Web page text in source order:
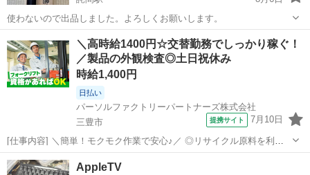
使わないので出品しました。よろしくお願いします。
詫間駅 その他
＼高時給1400円☆交替勤務でしっかり稼ぐ！
／製品の外観検査◎土日祝休み
時給1,400円
日払い
パーソルファクトリーパートナーズ株式会社
三豊市
提携サイト 7月10日
[仕事内容] ＼簡単！モクモク作業で安心♪／ ◎リサイクル原料を利用
した紙製猫砂製造の外観検査や梱包作業をお任せします。 ◎10kg程度
の製品を扱うため、無理なく作業できるよう工夫しています。 ◎交替
香川 三豊市
AppleTV